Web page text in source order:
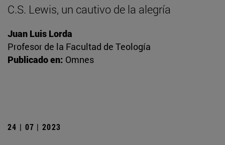
C.S. Lewis, un cautivo de la alegría
Juan Luis Lorda
Profesor de la Facultad de Teología
Publicado en: Omnes
24 | 07 | 2023